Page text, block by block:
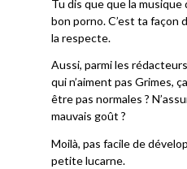
Tu dis que que la
bon porno. C’est ta façon
la respecte.
Aussi, parmi les
qui n’aiment pas Grimes,
être pas normales ?
mauvais goût ?
Moilà, pas facile de
petite lucarne.